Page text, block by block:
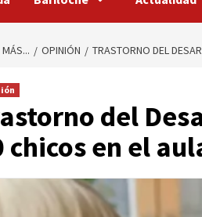
MÁS... OPINIÓN TRASTORNO DEL
del
chicos en el